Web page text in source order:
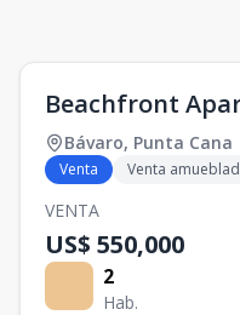
Beachfront
Bávaro, Punta Cana
Venta Venta
VENTA
US$ 550,000
2
Hab.